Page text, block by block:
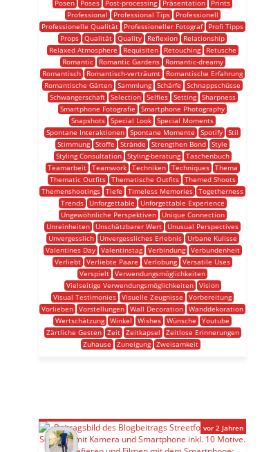
Posen
Poses Post-processing Präsentation
Prints
Professional
Professional Tips
Professionell
Professionelle Qualität
Professioneller Fotograf
Profi Tipps
Props Qualität Quality Reflexion
Relationship
Relaxed Atmosphere
Requisiten Retouching
Retusche
Romantic
Romantic Gardens
Romantic-dreamy
Romantisch
Romantisch-verträumt
Romantische Erfahrung
Romantische Gärten Sammlung Schärfe
Schnappschüsse
Schwangerschaft
Selection Selfies Setting
Sharpness
Smartphone Fotografie
Smartphone Photography
Snapshots Special Look Special Moments
Spontane Interaktionen Spontane Momente Spotify Stil
Stimmung Stoffe Strände Strengthen Bond Style
Styling Consultation
Styling-beratung
Taschenbuch
Teamarbeit
Teamwork Techniken Techniques
Thema
Thematic Outfits
Thematische Outfits
Themed Shoots
Themenshootings Tiefe Timeless Memories Togetherness
Trends
Unforgettable
Unforgettable Experience
Ungewöhnliche Perspektiven
Unique Connection
Unreinheiten
Unschätzbarer Wert
Unusual Perspectives
Unvergesslich
Unvergessliches Erlebnis
Urbane Kulisse
Valentines Day
Valentinstag Verbindung
Verbundenheit
Verliebt Verliebte Paare Verlobung Versatile Uses
Verspielt Verwendungsmöglichkeiten
Vielseitige Verwendungsmöglichkeiten
Vision
Visual Testimonies Visuelle Zeugnisse
Vorbereitung
Vorlieben Vorstellungen Wall Decoration Wanddekoration
Wertschätzung Winkel Wishes Wünsche
Youtube
Zärtliche Gesten
Zeit Zeitkapsel
Zeitlose Erinnerungen
Zuhause
Zuneigung Zweisamkeit
vor 2 Jahren